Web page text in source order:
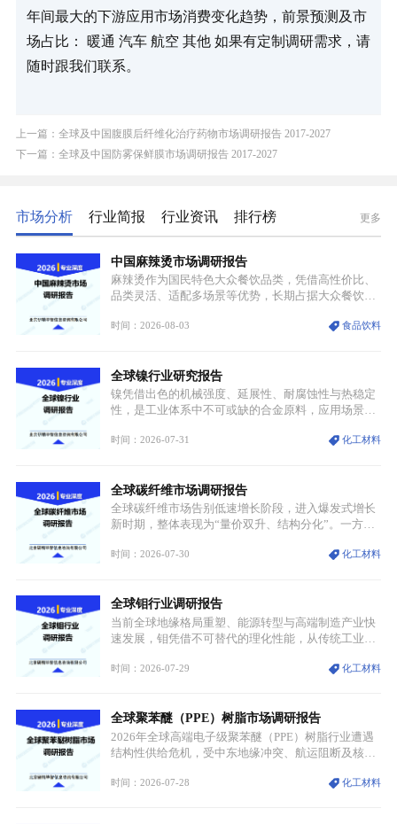
年间最大的下游应用市场消费变化趋势，前景预测及市
场占比： 暖通 汽车 航空 其他 如果有定制调研需求，请
随时跟我们联系。
上一篇：全球及中国腹膜后纤维化治疗药物市场调研报告 2017-2027
下一篇：全球及中国防雾保鲜膜市场调研报告 2017-2027
市场分析 行业简报 行业资讯 排行榜 更多
中国麻辣烫市场调研报告
麻辣烫作为国民特色大众餐饮品类，凭借高性价比、
品类灵活、适配多场景等优势，长期占据大众餐饮重
型，叠加消费需求升级、线上流量变革、新零售业态
特点，在消费、创业、政策、技术多重驱动下，依旧
具备强劲的发展活力。
时间：2026-08-03 食品饮料
全球镍行业研究报告
镍凭借出色的机械强度、延展性、耐腐蚀性与热稳定
性，是工业体系中不可或缺的合金原料，应用场景横
用价值难以被替代。依托理化优势，镍被全球主要经
型为新能源核心战略矿产，全球产业形成“印尼掌控
资源与产能、中国主导消费与技术、工艺向低碳湿法
迭代、再生镍加速补位”的全新格局。
时间：2026-07-31 化工材料
全球碳纤维市场调研报告
全球碳纤维市场告别低速增长阶段，进入爆发式增长
新时期，整体表现为“量价双升、结构分化”。一方面
持续扩张；另一方面产品、需求、应用场景呈现明显
体规模扩张，高附加值领域与规模化工业应用形成两
大独立增长体系。
时间：2026-07-30 化工材料
全球钼行业调研报告
当前全球地缘格局重塑、能源转型与高端制造产业快
速发展，钼凭借不可替代的理化性能，从传统工业金
需格局重构、价值体系重估的新阶段。钼是典型难熔
贯穿传统工业、高端制造、军工、新能源等多个核心
产业，成为现代工业体系中不可或缺的基础材料。
时间：2026-07-29 化工材料
全球聚苯醚（PPE）树脂市场调研报告
2026年全球高端电子级聚苯醚（PPE）树脂行业遭遇
结构性供给危机，受中东地缘冲突、航运阻断及核心
停产，行业长期维持寡头垄断的供应链格局彻底瓦
时间：2026-07-28 化工材料